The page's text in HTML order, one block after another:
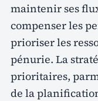
maintenir ses
compenser les
prioriser les
pénurie. La
prioritaires,
de la